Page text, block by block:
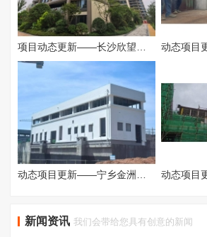
动态项目更新——宁乡金洲污水厂项目
新闻资讯 我们会带给您具有创意的新闻